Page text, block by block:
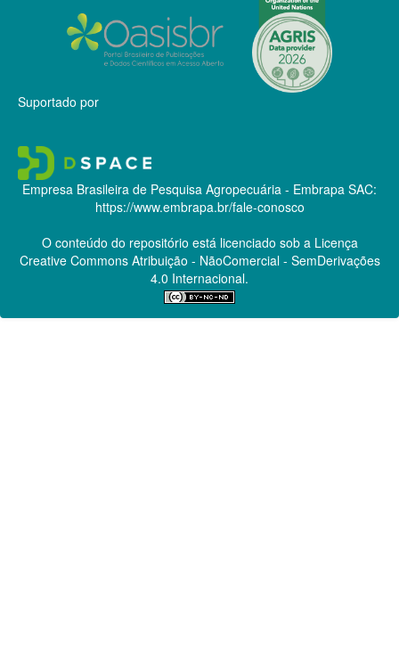
Suportado por
Empresa Brasileira de Pesquisa Agropecuária - Embrapa SAC:
https://www.embrapa.br/fale-conosco
O conteúdo do repositório está licenciado sob a Licença
Creative CommonsAtribuição - NãoComercial - SemDerivações
4.0 Internacional.